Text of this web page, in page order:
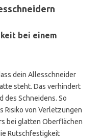
bei einem
dein Allesschneider
steht. Das verhindert
Schneidens. So
Risiko von Verletzungen
bei glatten Oberflächen
Rutschfestigkeit